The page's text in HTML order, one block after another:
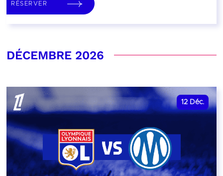
RÉSERVER
DÉCEMBRE 2026
12 Déc.